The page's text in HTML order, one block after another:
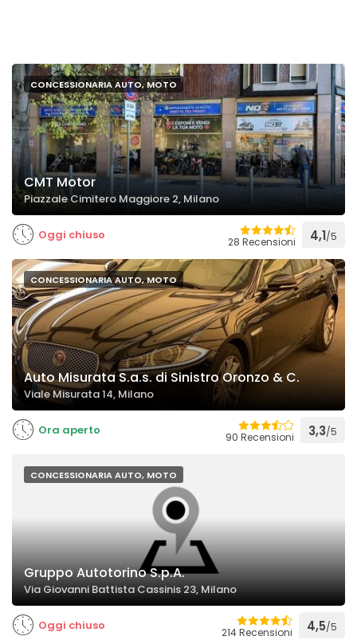
CONCESSIONARIA AUTO, MOTO
CMT Motor
Piazzale Cimitero Maggiore 2, Milano
Oggi chiuso 28 Recensioni 4,1/5
CONCESSIONARIA AUTO, MOTO
Auto Misurata S.a.s. di Sinistro Oronzo & C.
Viale Misurata 14, Milano
Ora aperto 90 Recensioni 3,3/5
CONCESSIONARIA AUTO, MOTO
Gruppo Autotorino S.p.A.
Via Giovanni Battista Cassinis 23, Milano
Oggi chiuso 214 Recensioni 4,5/5